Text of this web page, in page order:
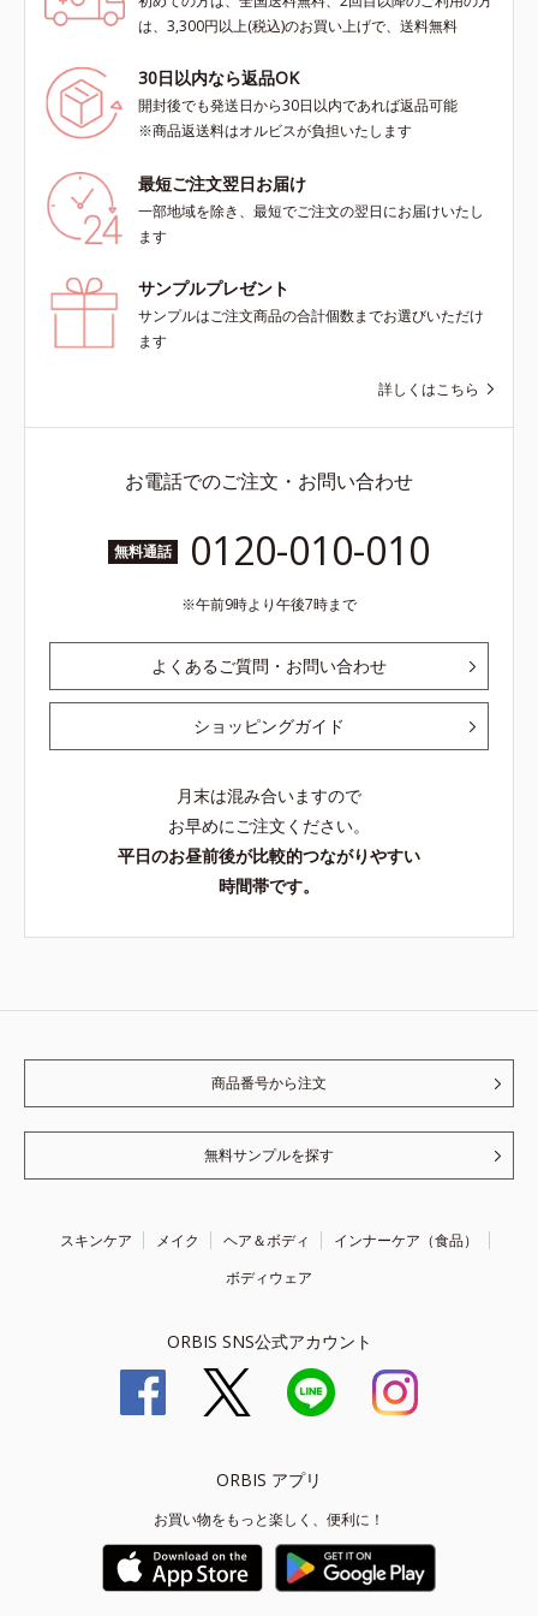
は、3,300円以上(税込)のお買い上げで、送料無料
30日以内なら返品OK
開封後でも発送日から30日以内であれば返品可能
※商品返送料はオルビスが負担いたします
最短ご注文翌日お届け
一部地域を除き、最短でご注文の翌日にお届けいたし
ます
サンプルプレゼント
サンプルはご注文商品の合計個数までお選びいただけ
ます
詳しくはこちら
お電話でのご注文・お問い合わせ
無料通話 0120-010-010
午前9時より午後7時まで
よくあるご質問・お問い合わせ
ショッピングガイド
月末は混み合いますので
お早めにご注文ください。
平日のお昼前後が比較的つながりやすい
時間帯です。
商品番号から注文
無料サンプルを探す
スキンケア メイク ヘア＆ボディ
インナーケア（食品）
ボディウェア
ORBIS SNS公式アカウント
ORBIS アプリ
お買い物をもっと楽しく、便利に！